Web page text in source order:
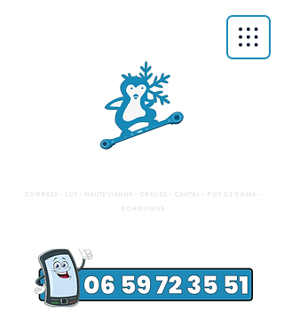
CORRÉZE - LOT - HAUTE VIENNE - CREUSE - CANTAL - PUY DE DÔME -
DORDOGNE